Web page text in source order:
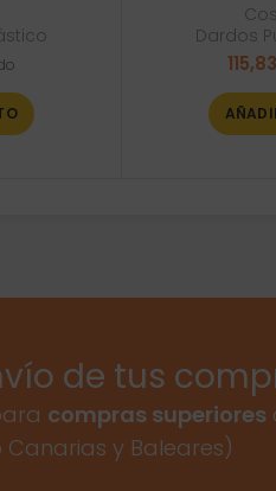
Dardos
115,83
de tus
compras superiores
Canarias y Baleares)